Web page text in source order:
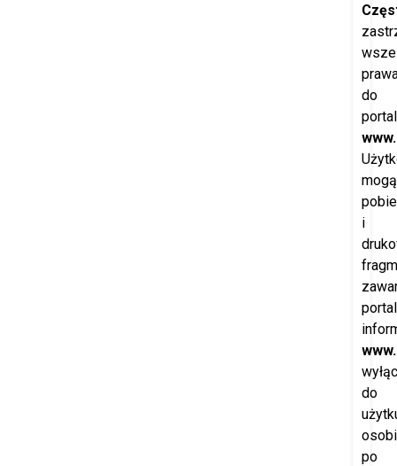
do
mogą
i
do
po